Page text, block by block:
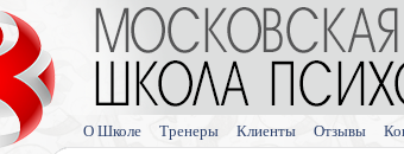
О Школе Тренеры Клиенты Отзывы